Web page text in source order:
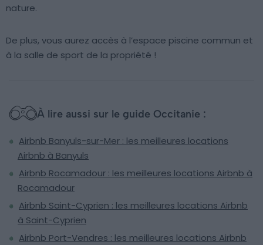
nature.
De plus, vous aurez accès à l’espace piscine commun et
à la salle de sport de la propriété !
À lire aussi sur le guide Occitanie :
Airbnb Banyuls-sur-Mer : les meilleures locations
Airbnb à Banyuls
Airbnb Rocamadour : les meilleures locations Airbnb à
Rocamadour
Airbnb Saint-Cyprien : les meilleures locations Airbnb
à Saint-Cyprien
Airbnb Port-Vendres : les meilleures locations Airbnb